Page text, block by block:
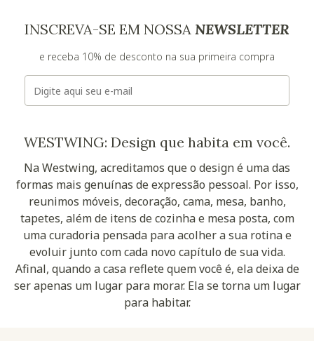
INSCREVA-SE EM NOSSA NEWSLETTER
e receba 10% de desconto na sua primeira compra
WESTWING: Design que habita em você.
Na Westwing, acreditamos que o design é uma das
formas mais genuínas de expressão pessoal. Por isso,
reunimos móveis, decoração, cama, mesa, banho,
tapetes, além de itens de cozinha e mesa posta, com
uma curadoria pensada para acolher a sua rotina e
evoluir junto com cada novo capítulo de sua vida.
Afinal, quando a casa reflete quem você é, ela deixa de
ser apenas um lugar para morar. Ela se torna um lugar
para habitar.